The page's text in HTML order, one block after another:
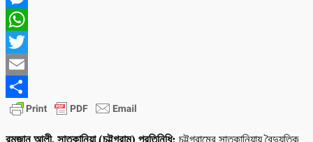
Messenger
WhatsApp
Twitter
Email
Share
রমজান আলী, সাতকানিয়া (চট্টগ্রাম) প্রতিনিধি: চট্টগ্রামের সাতকানিয়ায় বৈদ্যুতিক